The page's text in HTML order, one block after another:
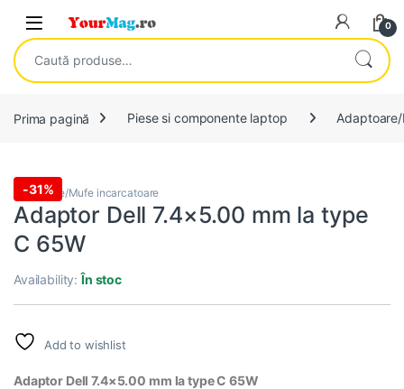
Open 0
Caută după:
Prima pagină Piese si componente laptop
-31%
Adaptoare/Mufe incarcatoare
Adaptor Dell 7.4×5.00 mm la type
C 65W
Availability:În stoc
Add to wishlist
Adaptor Dell 7.4×5.00 mm la type C 65W